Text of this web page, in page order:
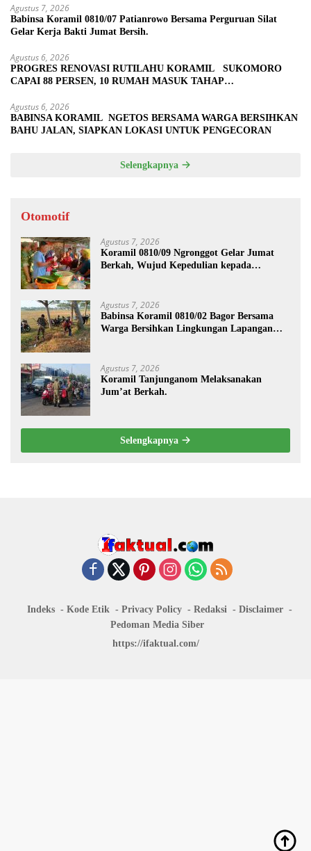
Agustus 7, 2026
Babinsa Koramil 0810/07 Patianrowo Bersama Perguruan Silat
Gelar Kerja Bakti Jumat Bersih.
Agustus 6, 2026
PROGRES RENOVASI RUTILAHU KORAMIL SUKOMORO
CAPAI 88 PERSEN, 10 RUMAH MASUK TAHAP
Agustus 6, 2026
BABINSA KORAMIL NGETOS BERSAMA WARGA BERSIHKAN
BAHU JALAN, SIAPKAN LOKASI UNTUK PENGECORAN
Selengkapnya
Otomotif
Agustus 7, 2026
Koramil 0810/09 Ngronggot Gelar Jumat
Berkah, Wujud Kepedulian kepada
Agustus 7, 2026
Babinsa Koramil 0810/02 Bagor Bersama
Warga Bersihkan Lingkungan Lapangan
Agustus 7, 2026
Koramil Tanjunganom Melaksanakan
Jum’at Berkah.
Selengkapnya
Indeks Kode Etik Privacy Policy Redaksi
Disclaimer
Pedoman Media Siber
https://ifaktual.com/